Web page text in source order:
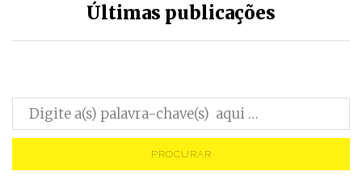
Últimas publicações